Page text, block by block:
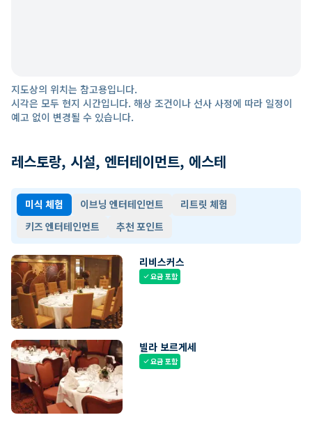
지도상의 위치는 참고용입니다.
시각은 모두 현지 시간입니다. 해상 조건이나 선사 사정에 따라 일정이
예고 없이 변경될 수 있습니다.
레스토랑, 시설, 엔터테이먼트, 에스테
미식 체험 이브닝 엔터테인먼트
리트릿 체험
키즈 엔터테인먼트
추천 포인트
리비스커스
check요금 포함
빌라 보르게세
check요금 포함